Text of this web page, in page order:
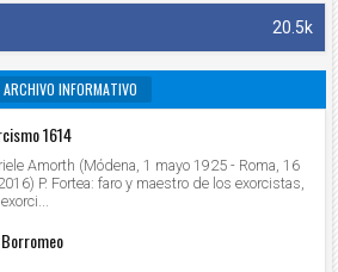
20.5k
ARCHIVO INFORMATIVO
1614
Amorth (Módena, 1 mayo 1925 - Roma, 16
P. Fortea: faro y maestro de los exorcistas,